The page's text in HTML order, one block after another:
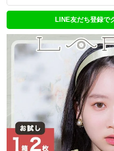
LINE友だち登録で